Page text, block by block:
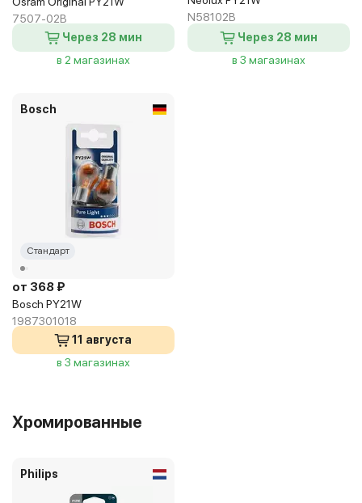
7507-02B
Через 28 мин
в 2 магазинах
N58102B
Через 28 мин
в 3 магазинах
Bosch
Стандарт
от 368 ₽
Bosch PY21W
1987301018
11 августа
в 3 магазинах
Хромированные
Philips